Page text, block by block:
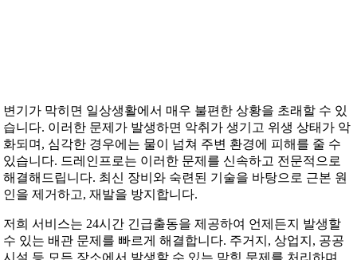
변기가 막히면 일상생활에서 매우 불편한 상황을 초래할 수 있
습니다. 이러한 문제가 발생하면 악취가 생기고 위생 상태가 악
화되며, 심각한 경우에는 물이 넘쳐 주변 환경에 피해를 줄 수
있습니다. 드레인프로는 이러한 문제를 신속하고 전문적으로
해결해드립니다. 최신 장비와 숙련된 기술을 바탕으로 근본 원
인을 제거하고, 재발을 방지합니다.
저희 서비스는 24시간 긴급출동을 제공하여 언제든지 발생할
수 있는 배관 문제를 빠르게 해결합니다. 주거지, 상업지, 공공